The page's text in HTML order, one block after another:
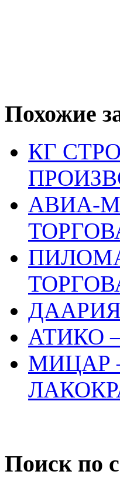
Похожие
КГ
АВИА-
АТИКО
МИЦАР
Поиск по